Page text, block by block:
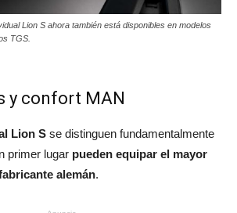
Lion S ahora también está disponibles en modelos
TGS.
y confort MAN
Lion S se distinguen fundamentalmente
primer lugar pueden equipar el mayor
alemán.